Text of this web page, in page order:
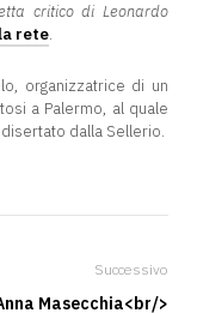
critico di Leonardo
rete.
organizzatrice di un
a Palermo, al quale
dalla Sellerio.
Successivo
Masecchia<br/>